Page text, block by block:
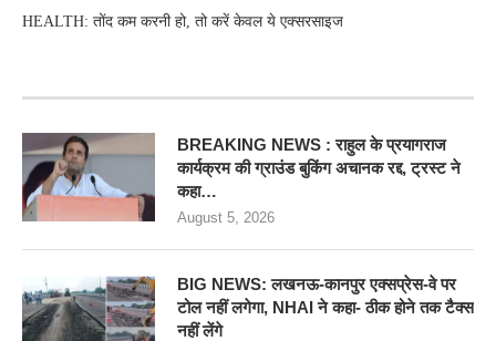
HEALTH: तोंद कम करनी हो, तो करें केवल ये एक्सरसाइज
BREAKING NEWS : राहुल के प्रयागराज
कार्यक्रम की ग्राउंड बुकिंग अचानक रद्द, ट्रस्ट ने
कहा…
August 5, 2026
BIG NEWS: लखनऊ-कानपुर एक्सप्रेस-वे पर
टोल नहीं लगेगा, NHAI ने कहा- ठीक होने तक टैक्स
नहीं लेंगे